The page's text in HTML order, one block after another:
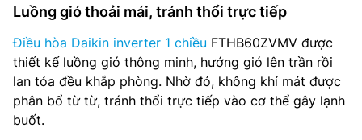
Luồng gió thoải mái, tránh thổi trực tiếp
Điều hòa Daikin inverter 1 chiều FTHB60ZVMV được
thiết kế luồng gió thông minh, hướng gió lên trần rồi
lan tỏa đều khắp phòng. Nhờ đó, không khí mát được
phân bổ từ từ, tránh thổi trực tiếp vào cơ thể gây lạnh
buốt.